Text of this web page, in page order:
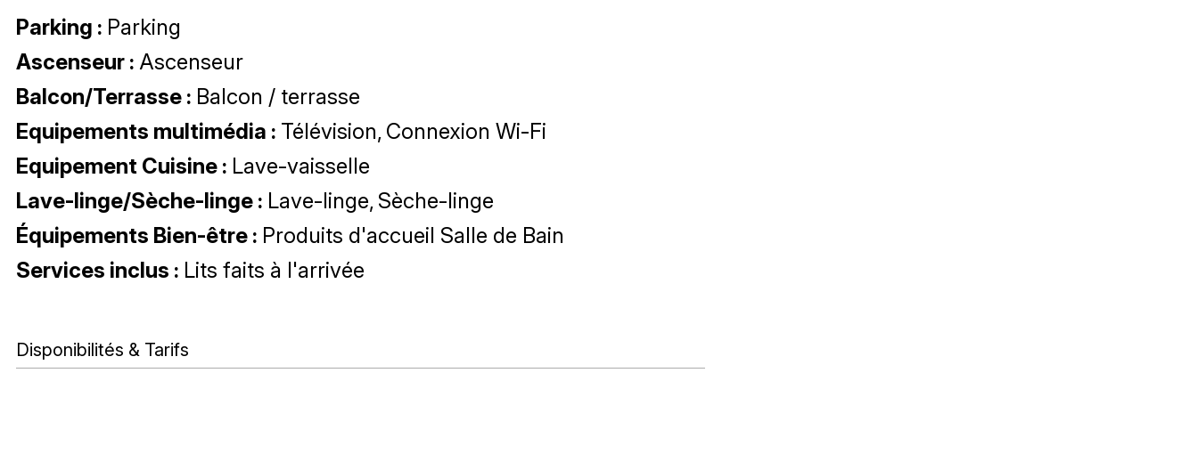
Parking : Parking
Ascenseur : Ascenseur
Balcon/Terrasse : Balcon / terrasse
Equipements multimédia : Télévision Connexion Wi-Fi
Equipement Cuisine : Lave-vaisselle
Lave-linge/Sèche-linge : Lave-linge Sèche-linge
Équipements Bien-être : Produits d'accueil Salle de Bain
Services inclus : Lits faits à l'arrivée
Disponibilités & Tarifs